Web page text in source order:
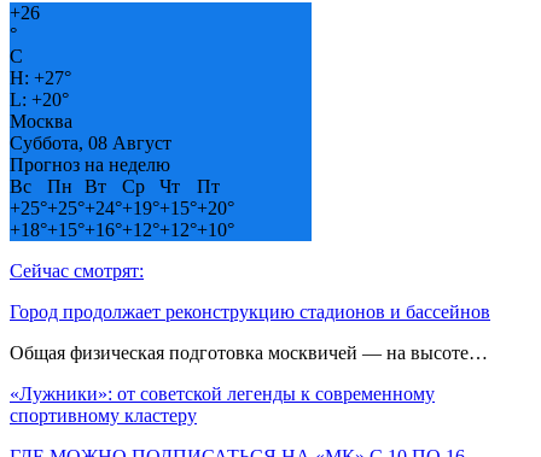
+26
°
C
H: +27°
L: +20°
Москва
Суббота, 08 Август
Прогноз на неделю
Вс
Пн Вт Ср Чт
Пт
+25°+25°+24°+19°+15°+20°
+18°+15°+16°+12°+12°+10°
Сейчас смотрят:
Город продолжает реконструкцию стадионов и бассейнов
Общая физическая подготовка москвичей — на высоте…
«Лужники»: от советской легенды к современному
спортивному кластеру